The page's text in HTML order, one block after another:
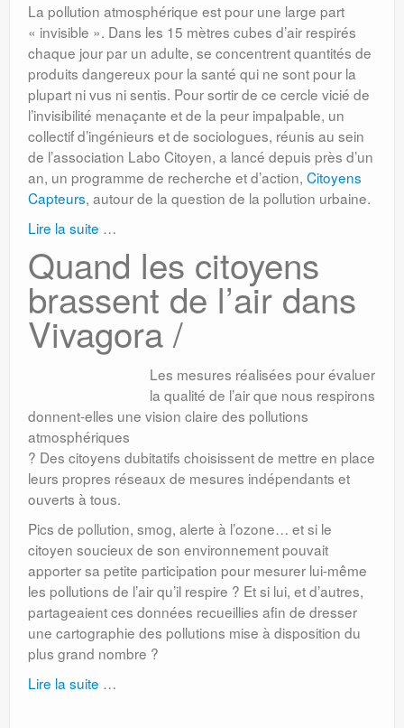
La pollution atmosphérique est pour une large part
« invisible ». Dans les 15 mètres cubes d’air respirés
chaque jour par un adulte, se concentrent quantités de
produits dangereux pour la santé qui ne sont pour la
plupart ni vus ni sentis. Pour sortir de ce cercle vicié de
l’invisibilité menaçante et de la peur impalpable, un
collectif d’ingénieurs et de sociologues, réunis au sein
de l’association Labo Citoyen, a lancé depuis près d’un
an, un programme de recherche et d’action, Citoyens
Capteurs, autour de la question de la pollution urbaine.
Lire la suite …
Quand les citoyens
brassent de l’air dans
Vivagora /
Les mesures réalisées pour évaluer
la qualité de l’air que nous respirons
donnent-elles une vision claire des pollutions
atmosphériques
? Des citoyens dubitatifs choisissent de mettre en place
leurs propres réseaux de mesures indépendants et
ouverts à tous.
Pics de pollution, smog, alerte à l’ozone… et si le
citoyen soucieux de son environnement pouvait
apporter sa petite participation pour mesurer lui-même
les pollutions de l’air qu’il respire ? Et si lui, et d’autres,
partageaient ces données recueillies afin de dresser
une cartographie des pollutions mise à disposition du
plus grand nombre ?
Lire la suite …